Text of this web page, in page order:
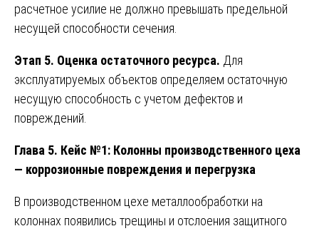
расчетное усилие не должно превышать предельной
несущей способности сечения.
Этап 5. Оценка остаточного ресурса. Для
эксплуатируемых объектов определяем остаточную
несущую способность с учетом дефектов и
повреждений.
Глава 5. Кейс №1: Колонны производственного цеха
— коррозионные повреждения и перегрузка
В производственном цехе металлообработки на
колоннах появились трещины и отслоения защитного